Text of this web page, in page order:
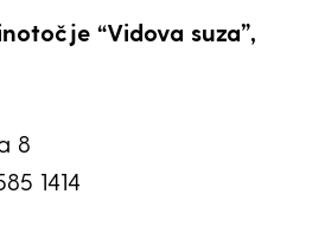
“Vidova suza”,
8
1414